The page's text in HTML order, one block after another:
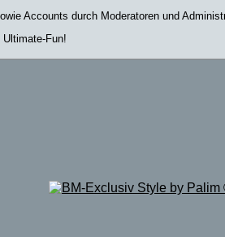
Accounts durch Moderatoren und
Fun!